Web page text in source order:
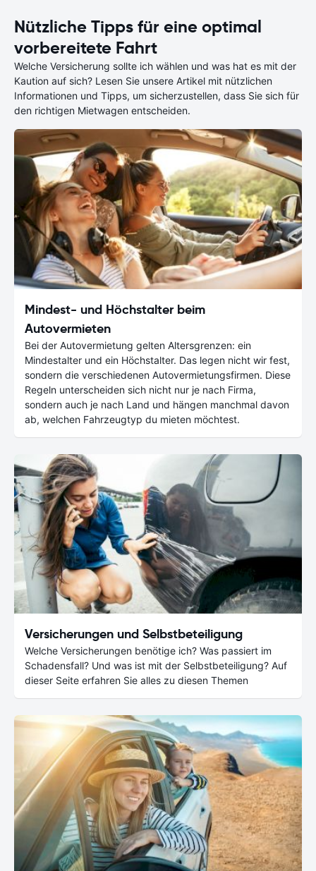
Nützliche Tipps für eine optimal
vorbereitete Fahrt
Welche Versicherung sollte ich wählen und was hat es mit der
Kaution auf sich? Lesen Sie unsere Artikel mit nützlichen
Informationen und Tipps, um sicherzustellen, dass Sie sich für
den richtigen Mietwagen entscheiden.
Mindest- und Höchstalter beim
Autovermieten
Bei der Autovermietung gelten Altersgrenzen: ein
Mindestalter und ein Höchstalter. Das legen nicht wir fest,
sondern die verschiedenen Autovermietungsfirmen. Diese
Regeln unterscheiden sich nicht nur je nach Firma,
sondern auch je nach Land und hängen manchmal davon
ab, welchen Fahrzeugtyp du mieten möchtest.
Versicherungen und Selbstbeteiligung
Welche Versicherungen benötige ich? Was passiert im
Schadensfall? Und was ist mit der Selbstbeteiligung? Auf
dieser Seite erfahren Sie alles zu diesen Themen